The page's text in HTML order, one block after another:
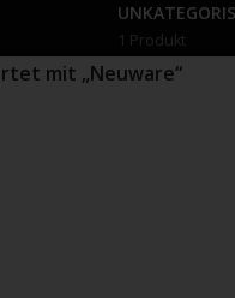
1 Produkt
mit „Neuware“